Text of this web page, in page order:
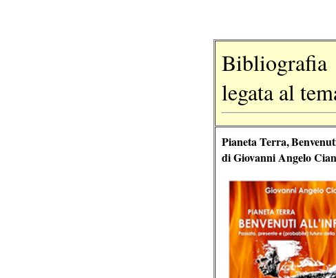
Bibliografia
legata al
Pianeta Terra,
diGiovanni Angelo